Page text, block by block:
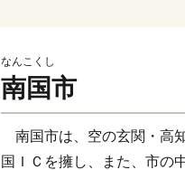
なんこくし
南国市
南国市は、空の玄関・高
国ＩＣを擁し、また、市の